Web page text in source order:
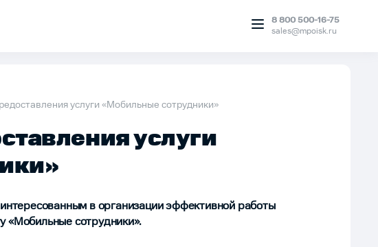
8 800 500-16-75
sales@mpoisk.ru
услуги «Мобильные сотрудники»
услуги
в организации эффективной работы
«Мобильные сотрудники».